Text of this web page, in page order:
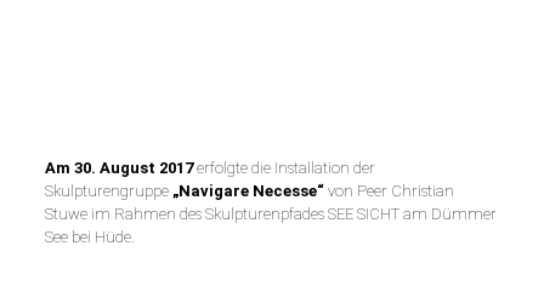
Am 30. August 2017erfolgte die Installation der
Skulpturengruppe „Navigare Necesse“ von Peer Christian
Stuwe im Rahmen des Skulpturenpfades SEE SICHT am Dümmer
See bei Hüde.